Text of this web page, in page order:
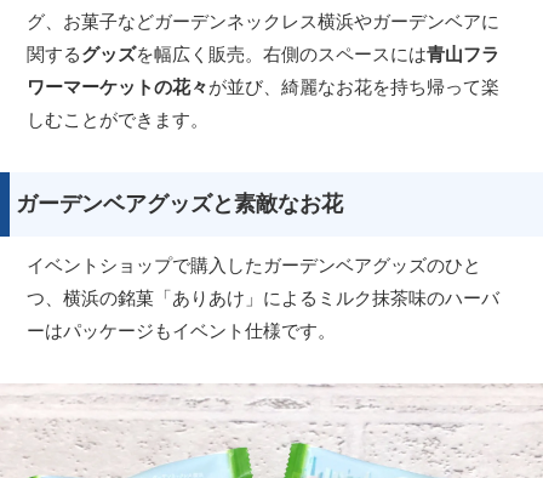
グ、お菓子などガーデンネックレス横浜やガーデンベアに
関するグッズを幅広く販売。右側のスペースには青山フラ
ワーマーケットの花々が並び、綺麗なお花を持ち帰って楽
しむことができます。
ガーデンベアグッズと素敵なお花
イベントショップで購入したガーデンベアグッズのひと
つ、横浜の銘菓「ありあけ」によるミルク抹茶味のハーバ
ーはパッケージもイベント仕様です。